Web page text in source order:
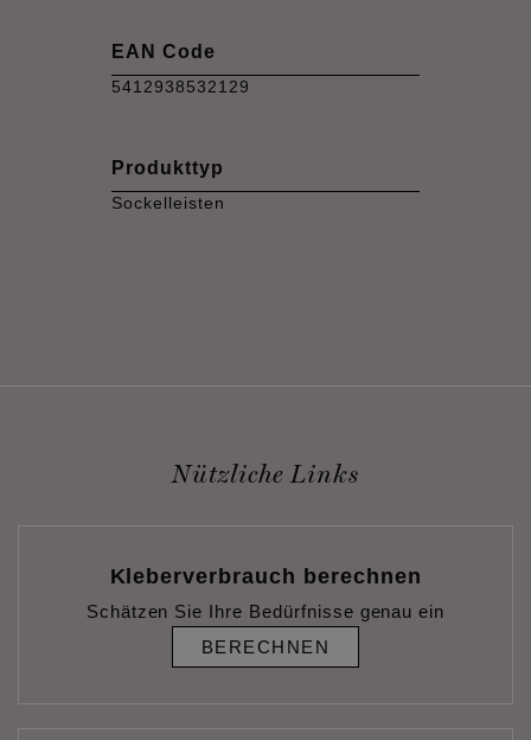
EAN Code
5412938532129
Produkttyp
Sockelleisten
Nützliche Links
Kleberverbrauch berechnen
Schätzen Sie Ihre Bedürfnisse genau ein
BERECHNEN